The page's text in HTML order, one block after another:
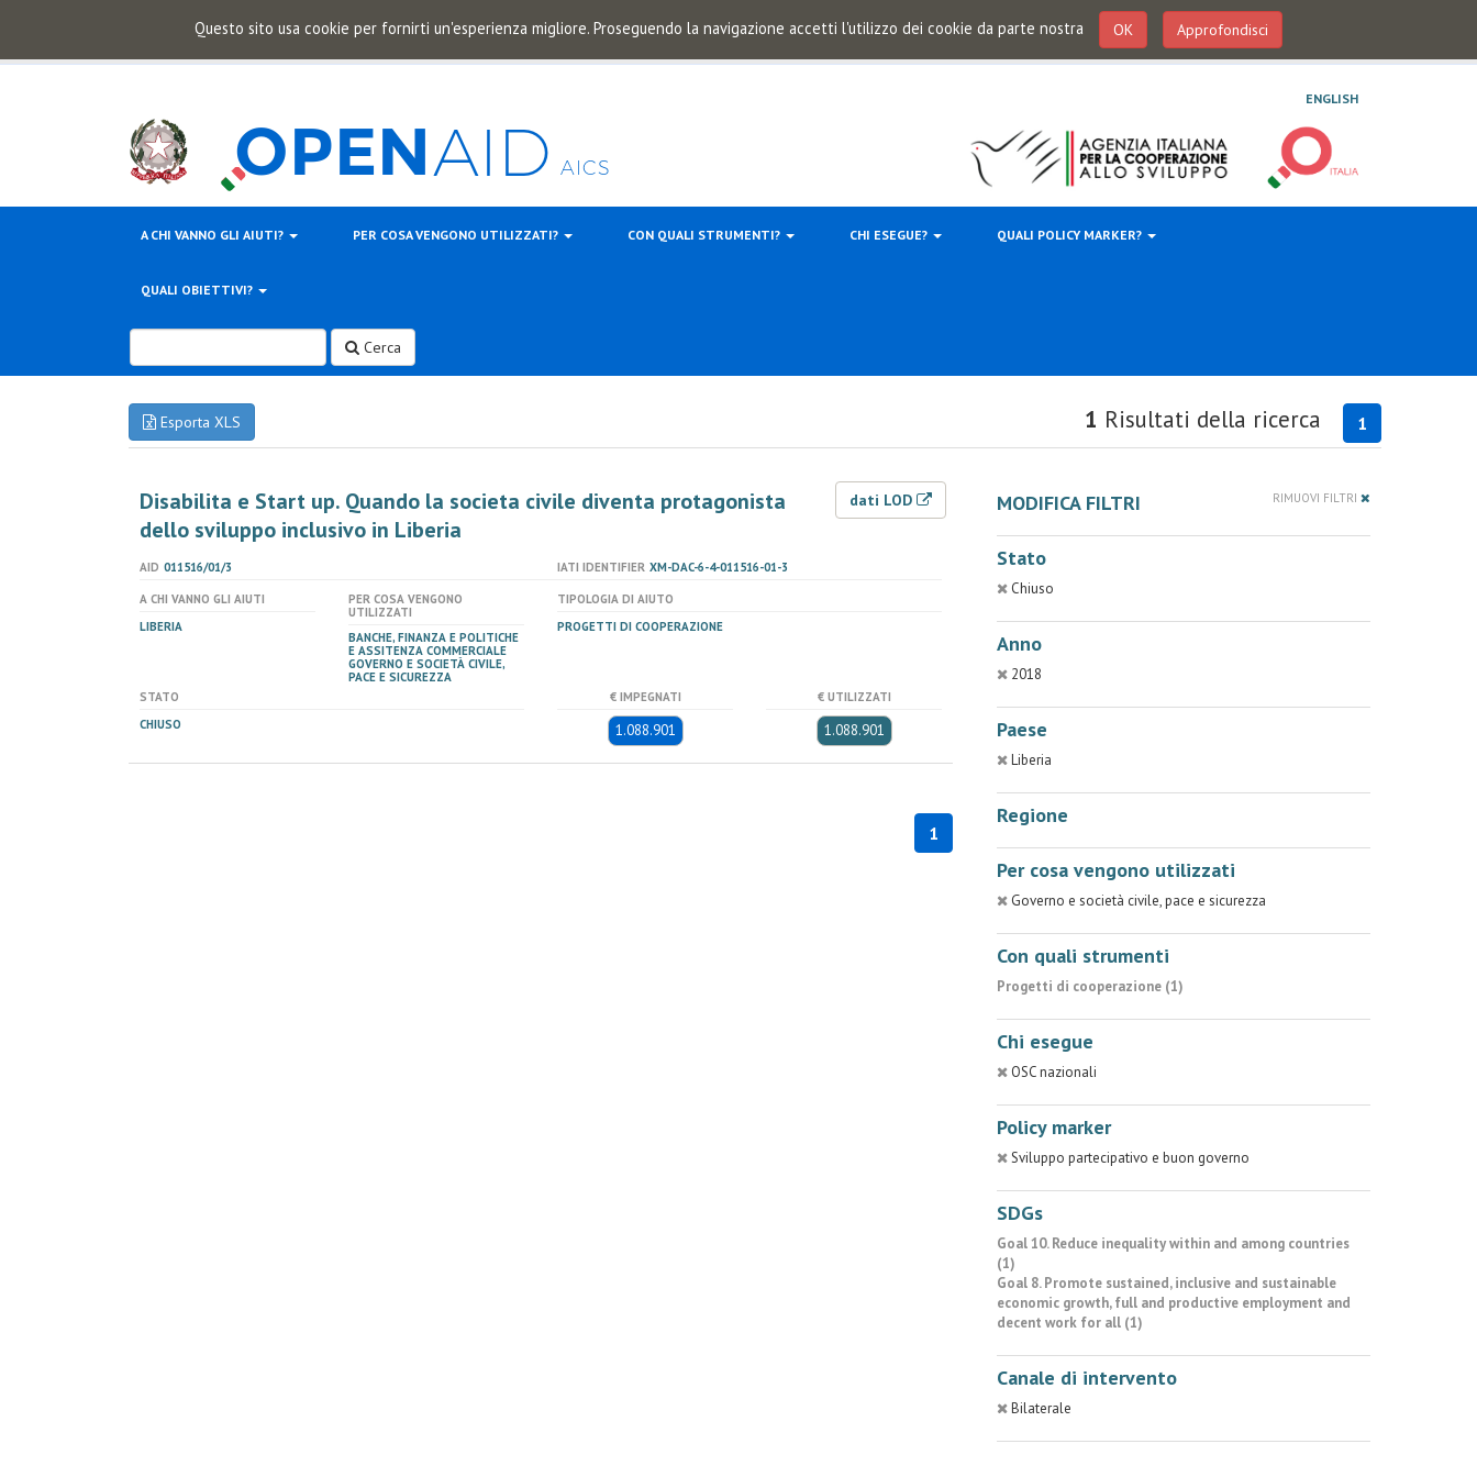
Questo sito usa cookie per fornirti un'esperienza migliore. Proseguendo la navigazione accetti l'utilizzo dei cookie da parte nostra OK Approfondisci
ENGLISH
A CHI VANNO GLI AIUTI? PER COSA VENGONO UTILIZZATI? CON QUALI STRUMENTI? CHI ESEGUE? QUALI POLICY MARKER?
QUALI OBIETTIVI?
Cerca
Esporta XLS 1
1 Risultati della ricerca
Disabilita e Start up. Quando la societa civile diventa protagonista
dello sviluppo inclusivo in Liberia
dati LOD
AID 011516/01/3 IATI IDENTIFIER XM-DAC-6-4-011516-01-3
A CHI VANNO GLI AIUTI
LIBERIA
PER COSA VENGONO
UTILIZZATI
BANCHE, FINANZA E POLITICHE
E ASSITENZA COMMERCIALE
GOVERNO E SOCIETÀ CIVILE,
PACE E SICUREZZA
TIPOLOGIA DI AIUTO
PROGETTI DI COOPERAZIONE
STATO
CHIUSO
€ IMPEGNATI
1.088.901
€ UTILIZZATI
1.088.901
1
MODIFICA FILTRI RIMUOVI FILTRI
Stato
Chiuso
Anno
2018
Paese
Liberia
Regione
Per cosa vengono utilizzati
Governo e società civile, pace e sicurezza
Con quali strumenti
Progetti di cooperazione (1)
Chi esegue
OSC nazionali
Policy marker
Sviluppo partecipativo e buon governo
SDGs
Goal 10. Reduce inequality within and among countries
(1)
Goal 8. Promote sustained, inclusive and sustainable
economic growth, full and productive employment and
decent work for all (1)
Canale di intervento
Bilaterale